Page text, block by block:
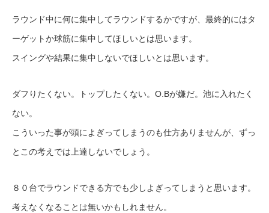
ラウンド中に何に集中してラウンドするかですが、最終的にはタ
ーゲットか球筋に集中してほしいとは思います。
スイングや結果に集中しないでほしいとは思います。
ダフりたくない。トップしたくない。O.Bが嫌だ。池に入れたく
ない。
こういった事が頭によぎってしまうのも仕方ありませんが、ずっ
とこの考えでは上達しないでしょう。
８０台でラウンドできる方でも少しよぎってしまうと思います。
考えなくなることは無いかもしれません。